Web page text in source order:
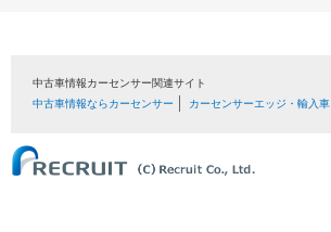
中古車情報カーセンサー関連サイト
中古車情報ならカーセンサー
カーセンサーエッジ・輸入車